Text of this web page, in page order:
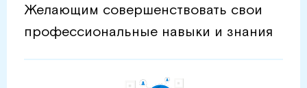
Желающим совершенствовать свои
профессиональные навыки и знания